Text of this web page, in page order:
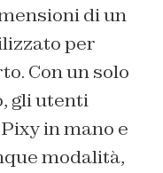
di un
per
Con un solo
gli utenti
in mano e
modalità,